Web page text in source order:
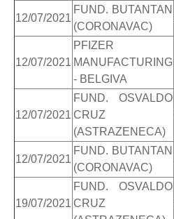
12/07/2021
FUND. BUTANTAN
(CORONAVAC)
12/07/2021
PFIZER
MANUFACTURING
- BELGIVA
12/07/2021
FUND. OSVALDO
CRUZ
(ASTRAZENECA)
12/07/2021
FUND. BUTANTAN
(CORONAVAC)
19/07/2021
FUND. OSVALDO
CRUZ